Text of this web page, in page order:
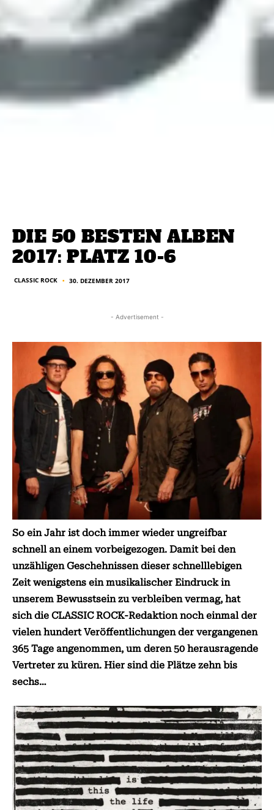
DIE 50 BESTEN ALBEN
2017: PLATZ 10-6
CLASSIC ROCK ■ 30. DEZEMBER 2017
- Advertisement -
So ein Jahr ist doch immer wieder ungreifbar
schnell an einem vorbeigezogen. Damit bei den
unzähligen Geschehnissen dieser schnelllebigen
Zeit wenigstens ein musikalischer Eindruck in
unserem Bewusstsein zu verbleiben vermag, hat
sich die CLASSIC ROCK-Redaktion noch einmal der
vielen hundert Veröffentlichungen der vergangenen
365 Tage angenommen, um deren 50 herausragende
Vertreter zu küren. Hier sind die Plätze zehn bis
sechs…